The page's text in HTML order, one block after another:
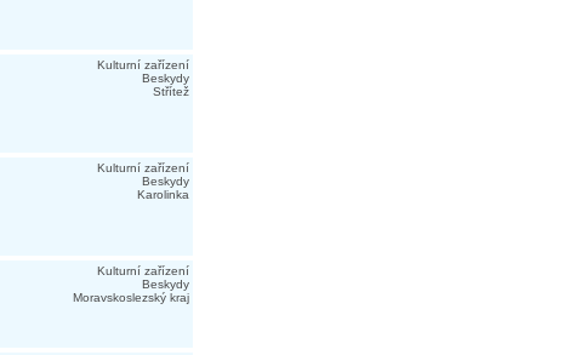
Kulturní zařízení
Beskydy
Střítež
Kulturní zařízení
Beskydy
Karolinka
Kulturní zařízení
Beskydy
Moravskoslezský kraj